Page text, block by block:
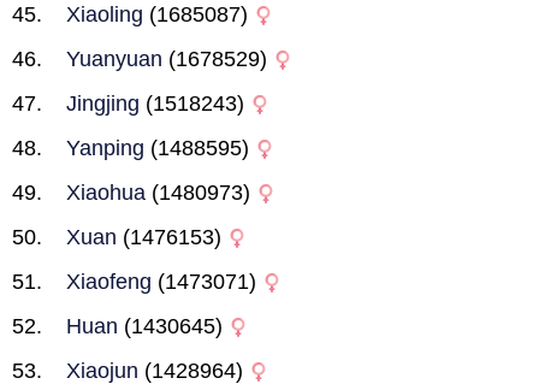
Xiaoling (1685087)
Yuanyuan (1678529)
Jingjing (1518243)
Yanping (1488595)
Xiaohua (1480973)
Xuan (1476153)
Xiaofeng (1473071)
Huan (1430645)
Xiaojun (1428964)